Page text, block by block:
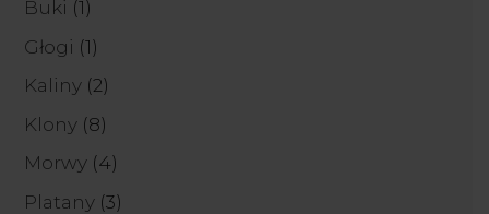
Buki 11
produkt
Głogi 11
produkt
Kaliny 22
produkty
Klony 88
produktów
Morwy 44
produkty
Platany 33